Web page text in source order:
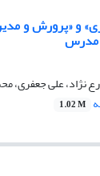
و «پرورش و
مدرس
نژاد، علی جعفری،
1.02 M